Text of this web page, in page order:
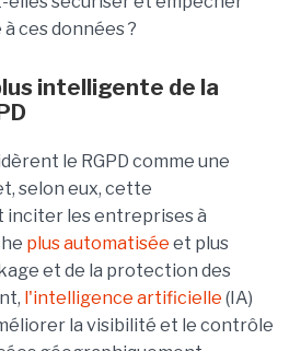
ces données ?
intelligente de la
le RGPD comme une
selon eux, cette
les entreprises à
plus automatisée et plus
et de la protection des
l'intelligence artificielle (IA)
la visibilité et le contrôle